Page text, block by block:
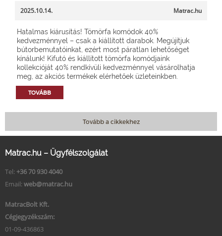
2025.10.14. Matrac.hu
Hatalmas kiárusítás! Tömörfa komódok 40%
kedvezménnyel – csak a kiállított darabok. Megújítjuk
bútorbemutatóinkat, ezért most páratlan lehetőséget
kínálunk! Kifutó és kiállított tömörfa komódjaink
kollekcióját 40% rendkívüli kedvezménnyel vásárolhatja
meg, az akciós termékek elérhetőek üzleteinkben.
TOVÁBB
Tovább a cikkekhez
Matrac.hu – Ügyfélszolgálat
Tel: +36 70 930 4040
Email: web@matrac.hu
MatracBolt Kft.
Cégjegyzékszám:
01-09-436863